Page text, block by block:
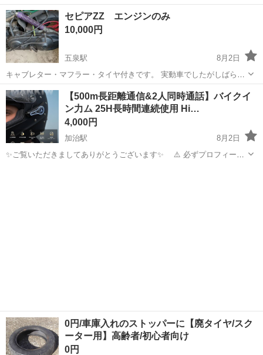
しないとエンジンかかりません。
新潟 燕市 西燕駅
セピアZZ エンジンのみ
10,000円
五泉駅
8月2日
キャブレター・マフラー・タイヤ付きです。 実動車でしたがしばらく
エンジンをかけていませんので軽く整備したら動くと思います。 引き
取りに来られる方でお願いします。
新潟 五泉市 五泉駅 スズキ
【500m長距離通信&2人同時通話】バイクイ
ン力ム 25H長時間連続使用 Hi…
4,000円
加治駅
8月2日
✨ご覧いただきましてありがとうございます✨ ⚠️ 必ずプロフィール
0円/車庫入れのストッパーに【廃タイヤ/スク
ーター用】高齢者/初心者向け
0円